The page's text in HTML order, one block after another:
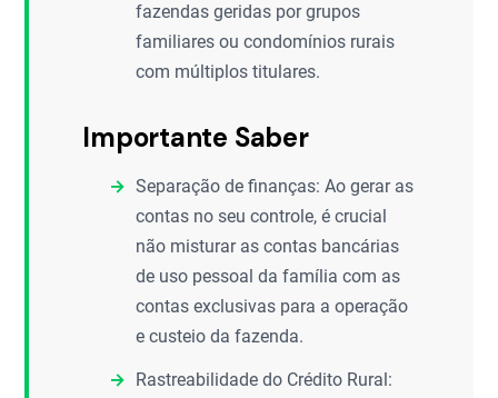
fazendas geridas por grupos
familiares ou condomínios rurais
com múltiplos titulares.
Importante Saber
Separação de finanças: Ao gerar as
contas no seu controle, é crucial
não misturar as contas bancárias
de uso pessoal da família com as
contas exclusivas para a operação
e custeio da fazenda.
Rastreabilidade do Crédito Rural: